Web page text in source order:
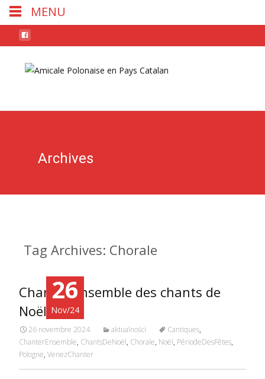
Archives
Tag Archives: Chorale
26
Nov/24
Chanter ensemble des chants de
Noël!
26 novembre 2024 aktualności Cantiques,
ChanterEnsemble, ChantsDeNoël, Chorale, Noël, PériodeDesFêtes,
Pologne, VenezChanter
MENU